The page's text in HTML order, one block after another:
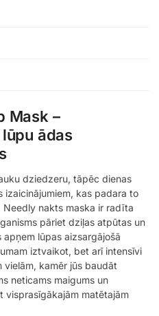
Mask –
ādas
dziedzeru, tāpēc dienas
izaicinājumiem, kas padara to
nakts maska ir radīta
pāriet dziļas atpūtas un
lūpas aizsargājošā
iztvaikot, bet arī intensīvi
kamēr jūs baudāt
neticams maigums un
visprasīgākajām matētajām